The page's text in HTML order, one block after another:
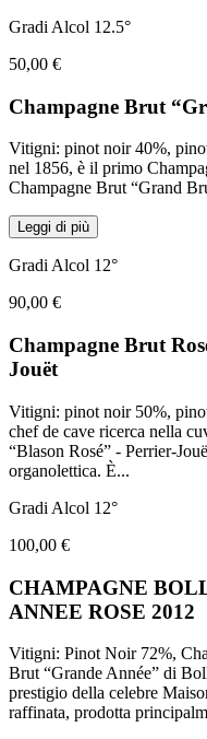
Gradi Alcol 12.5°
50,00 €
Champagne Brut
Vitigni: pinot noir 40%,
nel 1856, è il primo
Champagne Brut “Grand
Leggi di più
Gradi Alcol 12°
90,00 €
Champagne Brut
Jouët
Vitigni: pinot noir 50%,
chef de cave ricerca nella
“Blason Rosé” - Perrier-
organolettica. È...
Gradi Alcol 12°
100,00 €
CHAMPAGNE
ANNEE ROSE 2012
Vitigni: Pinot Noir 72%,
Brut “Grande Année” di
prestigio della celebre
raffinata, prodotta